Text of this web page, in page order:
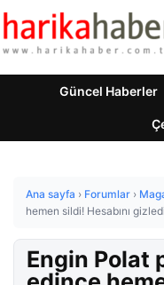
Güncel Haberler
Ana sayfa › Forumlar ›
hemen sildi! Hesabını gizledi
Engin Polat